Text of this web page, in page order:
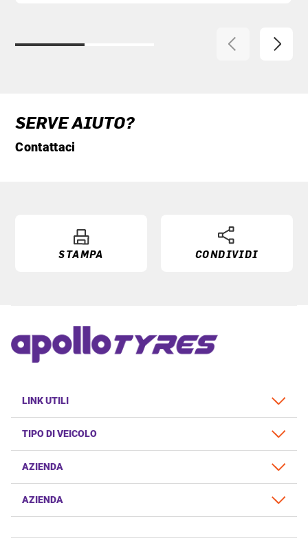
SERVE AIUTO?
Contattaci
STAMPA CONDIVIDI
LINK UTILI
TIPO DI VEICOLO
AZIENDA
AZIENDA